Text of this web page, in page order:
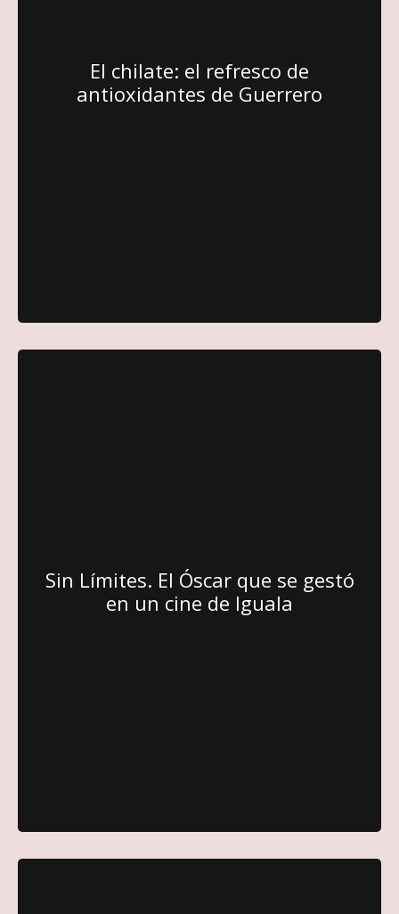
El chilate: el refresco de
antioxidantes de Guerrero
Sin Límites. El Óscar que se gestó
en un cine de Iguala